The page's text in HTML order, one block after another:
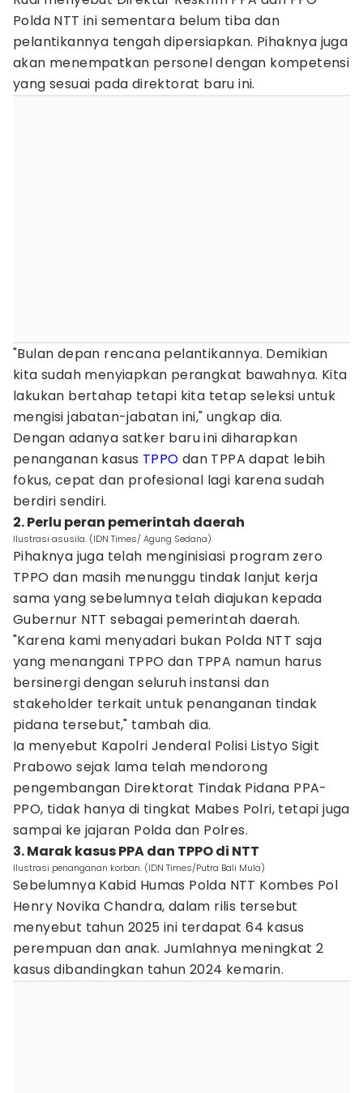
Polda NTT ini sementara belum tiba dan
pelantikannya tengah dipersiapkan. Pihaknya juga
akan menempatkan personel dengan kompetensi
yang sesuai pada direktorat baru ini.
"Bulan depan rencana pelantikannya. Demikian
kita sudah menyiapkan perangkat bawahnya. Kita
lakukan bertahap tetapi kita tetap seleksi untuk
mengisi jabatan-jabatan ini," ungkap dia.
Dengan adanya satker baru ini diharapkan
penanganan kasus TPPO dan TPPA dapat lebih
fokus, cepat dan profesional lagi karena sudah
berdiri sendiri.
2. Perlu peran pemerintah daerah
Ilustrasi asusila. (IDN Times/ Agung Sedana)
Pihaknya juga telah menginisiasi program zero
TPPO dan masih menunggu tindak lanjut kerja
sama yang sebelumnya telah diajukan kepada
Gubernur NTT sebagai pemerintah daerah.
"Karena kami menyadari bukan Polda NTT saja
yang menangani TPPO dan TPPA namun harus
bersinergi dengan seluruh instansi dan
stakeholder terkait untuk penanganan tindak
pidana tersebut," tambah dia.
Ia menyebut Kapolri Jenderal Polisi Listyo Sigit
Prabowo sejak lama telah mendorong
pengembangan Direktorat Tindak Pidana PPA-
PPO, tidak hanya di tingkat Mabes Polri, tetapi juga
sampai ke jajaran Polda dan Polres.
3. Marak kasus PPA dan TPPO di NTT
Ilustrasi penanganan korban. (IDN Times/Putra Bali Mula)
Sebelumnya Kabid Humas Polda NTT Kombes Pol
Henry Novika Chandra, dalam rilis tersebut
menyebut tahun 2025 ini terdapat 64 kasus
perempuan dan anak. Jumlahnya meningkat 2
kasus dibandingkan tahun 2024 kemarin.